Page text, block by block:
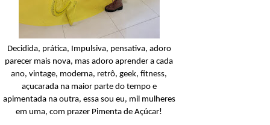
Decidida, prática, Impulsiva, pensativa, adoro
parecer mais nova, mas adoro aprender a cada
ano, vintage, moderna, retrô, geek, fitness,
açucarada na maior parte do tempo e
apimentada na outra, essa sou eu, mil mulheres
em uma, com prazer Pimenta de Açúcar!